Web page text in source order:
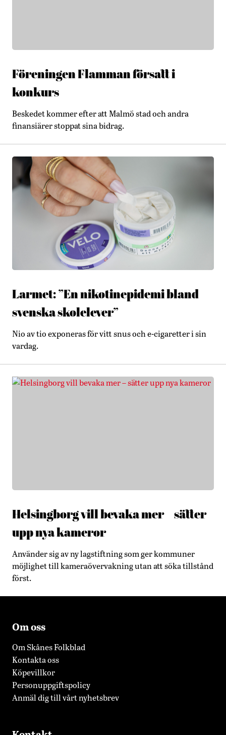
Föreningen Flamman försatt i
konkurs
Beskedet kommer efter att Malmö stad och andra
finansiärer stoppat sina bidrag.
Larmet: ”En nikotinepidemi bland
svenska skolelever”
Nio av tio exponeras för vitt snus och e-cigaretter i sin
vardag.
Helsingborg vill bevaka mer – sätter
upp nya kameror
Använder sig av ny lagstiftning som ger kommuner
möjlighet till kameraövervakning utan att söka tillstånd
först.
Om oss
Om Skånes Folkblad
Kontakta oss
Köpevillkor
Personuppgiftspolicy
Anmäl dig till vårt nyhetsbrev